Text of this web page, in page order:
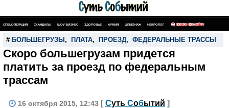
СПЕЦОПЕРАЦИЯ СКАНДАЛЫ ШОУ-БИЗНЕС ЗДОРОВЬЕ АРМИЯ ШПИОНАЖ НЕКРОЛОГ ПОИСК ПО САЙТУ
# БОЛЬШЕГРУЗЫ , ПЛАТА, ПРОЕЗД, ФЕДЕРАЛЬНЫЕ ТРАССЫ
Скоро большегрузам придется
платить за проезд по федеральным
трассам
16 октября 2015, 12:43 [ Суть Событий ]